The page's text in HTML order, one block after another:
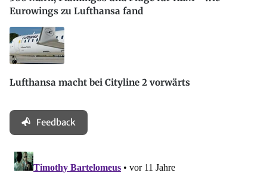
Eurowings zu Lufthansa fand
Lufthansa macht bei Cityline 2 vorwärts
Feedback